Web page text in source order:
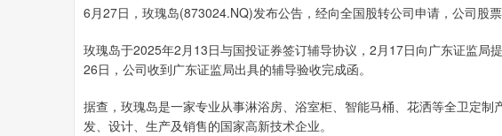
6月27日，玫瑰岛(873024.NQ)发布公告，经向全国股转公司申请，公司股票
玫瑰岛于2025年2月13日与国投证券签订辅导协议，2月17日向广东证监局
26日，公司收到广东证监局出具的辅导验收完成函。
据查，玫瑰岛是一家专业从事淋浴房、浴室柜、智能马桶、花洒等全卫定
发、设计、生产及销售的国家高新技术企业。